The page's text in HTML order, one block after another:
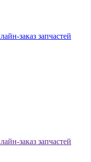
заказ запчастей
заказ запчастей